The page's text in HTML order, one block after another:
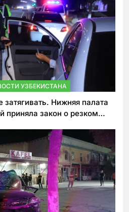
УЗБЕКИСТАНА
Нижняя палата
приняла закон о резком